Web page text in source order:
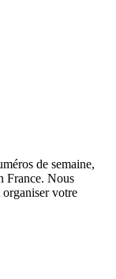
de semaine,
France. Nous
votre